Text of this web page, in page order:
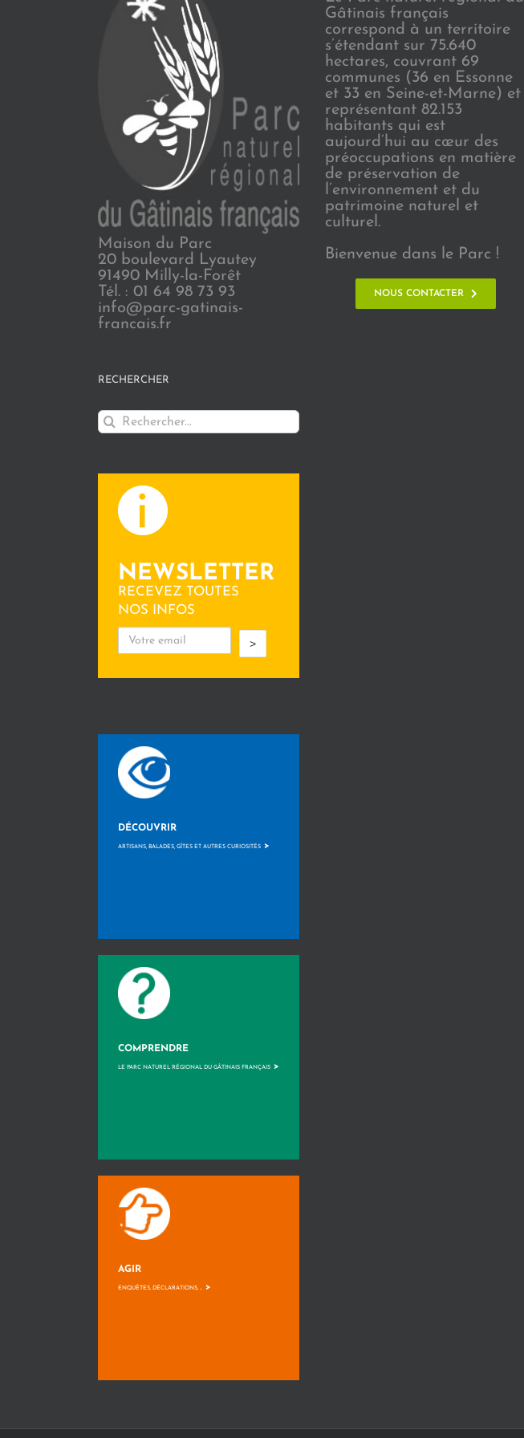
Maison du Parc
20 boulevard Lyautey
91490 Milly-la-Forêt
Tél. : 01 64 98 73 93
info@parc-gatinais-
francais.fr
RECHERCHER
Rechercher:
NEWSLETTER
RECEVEZ TOUTES
NOS INFOS
>
DÉCOUVRIR
ARTISANS, BALADES, GÎTES ET AUTRES CURIOSITÉS >
COMPRENDRE
LE PARC NATUREL RÉGIONAL DU GÂTINAIS FRANÇAIS >
AGIR
ENQUÊTES, DÉCLARATIONS, ... >
Gâtinais français
correspond à un territoire
s’étendant sur 75.640
hectares, couvrant 69
communes (36 en Essonne
et 33 en Seine-et-Marne) et
représentant 82.153
habitants qui est
aujourd’hui au cœur des
préoccupations en matière
de préservation de
l’environnement et du
patrimoine naturel et
culturel.
Bienvenue dans le Parc !
NOUS CONTACTER